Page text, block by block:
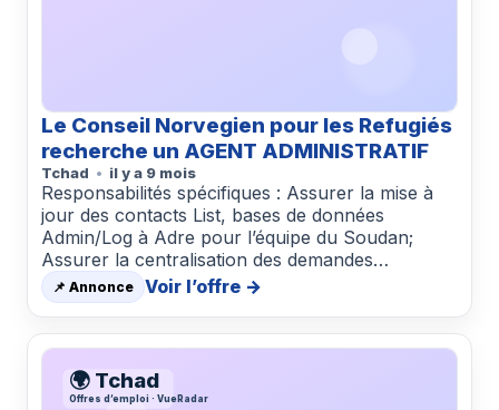
Le Conseil Norvegien pour les Refugiés
recherche un AGENT ADMINISTRATIF
Tchad il y a 9 mois
Responsabilités spécifiques : Assurer la mise à
jour des contacts List, bases de données
Admin/Log à Adre pour l’équipe du Soudan;
Assurer la centralisation des demandes…
📌 Annonce Voir l’offre →
🌍 Tchad
Offres d’emploi · VueRadar